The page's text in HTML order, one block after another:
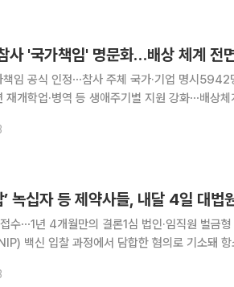
사 '국가책임' 명문화…배상 체계 전
책임 공식 인정⋯참사 주체 국가·기업 명시5942
재개학업·병역 등 생애주기별 지원 강화⋯배상
원이 국가 책임을 공식 인정한 데 따른 후속 조치
’ 녹십자 등 제약사들, 내달 4일 대법
⋯1년 4개월만의 결론1심 법인·임직원 벌금형 → 2
백신 입찰 과정에서 담합한 혐의로 기소돼
위반 혐의로 기소된 녹십자·유한양행·